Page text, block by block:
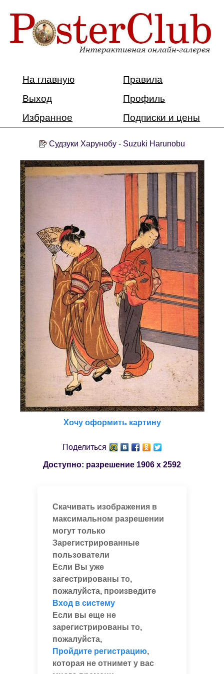
На главную
Правила
Выход
Профиль
Избранное
Подписки и цены
Судзуки Харунобу - Suzuki Harunobu
Хочу оформить картину
Поделиться
Доступно: разрешение 1906 x 2592
Скачивать изображения в
максимальном разрешении
могут только
Зарегистрированные
пользователи
Если Вы уже
загестрированы то,
пожалуйста, произведите
Вход в систему
Если вы еще не
зарегистрированы то,
пожалуйста,
Пройдите регистрацию,
которая не отнимет у вас